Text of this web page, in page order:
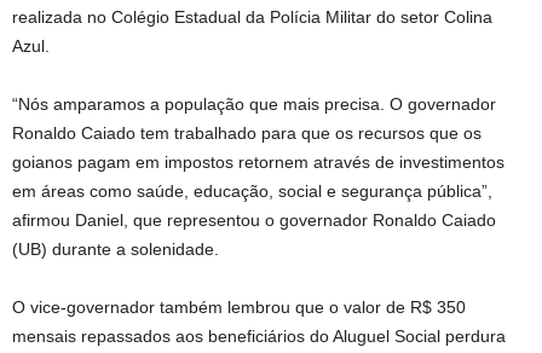
realizada no Colégio Estadual da Polícia Militar do setor Colina
Azul.
“Nós amparamos a população que mais precisa. O governador
Ronaldo Caiado tem trabalhado para que os recursos que os
goianos pagam em impostos retornem através de investimentos
em áreas como saúde, educação, social e segurança pública”,
afirmou Daniel, que representou o governador Ronaldo Caiado
(UB) durante a solenidade.
O vice-governador também lembrou que o valor de R$ 350
mensais repassados aos beneficiários do Aluguel Social perdura